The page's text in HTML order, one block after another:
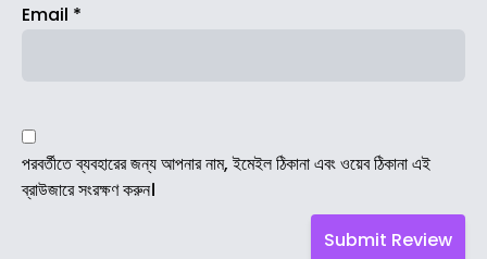
Email *
পরবর্তীতে ব্যবহারের জন্য আপনার নাম, ইমেইল ঠিকানা এবং ওয়েব ঠিকানা এই
ব্রাউজারে সংরক্ষণ করুন।